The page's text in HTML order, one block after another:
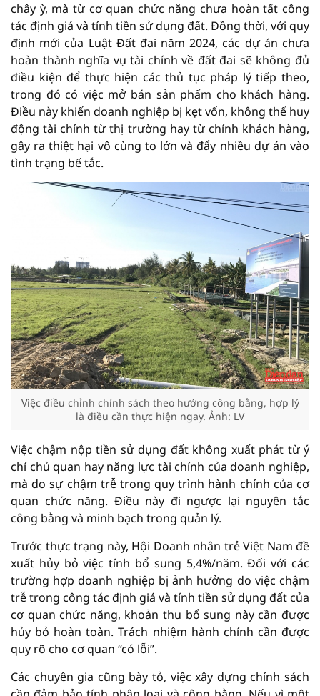
chây ỳ, mà từ cơ quan chức năng chưa hoàn tất công
tác định giá và tính tiền sử dụng đất. Đồng thời, với quy
định mới của Luật Đất đai năm 2024, các dự án chưa
hoàn thành nghĩa vụ tài chính về đất đai sẽ không đủ
điều kiện để thực hiện các thủ tục pháp lý tiếp theo,
trong đó có việc mở bán sản phẩm cho khách hàng.
Điều này khiến doanh nghiệp bị kẹt vốn, không thể huy
động tài chính từ thị trường hay từ chính khách hàng,
gây ra thiệt hại vô cùng to lớn và đẩy nhiều dự án vào
tình trạng bế tắc.
Việc điều chỉnh chính sách theo hướng công bằng, hợp lý
là điều cần thực hiện ngay. Ảnh: LV
Việc chậm nộp tiền sử dụng đất không xuất phát từ ý
chí chủ quan hay năng lực tài chính của doanh nghiệp,
mà do sự chậm trễ trong quy trình hành chính của cơ
quan chức năng. Điều này đi ngược lại nguyên tắc
công bằng và minh bạch trong quản lý.
Trước thực trạng này, Hội Doanh nhân trẻ Việt Nam đề
xuất hủy bỏ việc tính bổ sung 5,4%/năm. Đối với các
trường hợp doanh nghiệp bị ảnh hưởng do việc chậm
trễ trong công tác định giá và tính tiền sử dụng đất của
cơ quan chức năng, khoản thu bổ sung này cần được
hủy bỏ hoàn toàn. Trách nhiệm hành chính cần được
quy rõ cho cơ quan “có lỗi”.
Các chuyên gia cũng bày tỏ, việc xây dựng chính sách